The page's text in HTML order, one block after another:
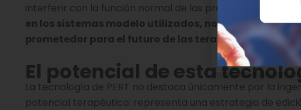
interferir con la función normal de las proteínas sanas ni
en los sistemas modelo utilizados, no se detectaron
prometedor para el futuro de las terapias dirigidas
El potencial de esta
La tecnología de PERT no destaca únicamente por la
potencial terapéutico: representa una estrategia de